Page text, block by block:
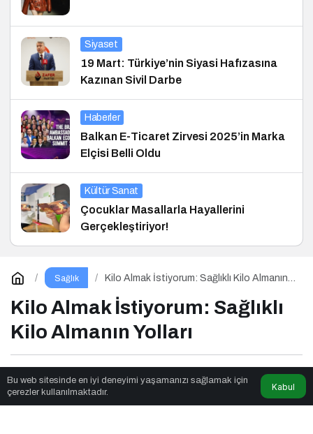
Siyaset
19 Mart: Türkiye’nin Siyasi Hafızasına
Kazınan Sivil Darbe
Haberler
Balkan E-Ticaret Zirvesi 2025’in Marka
Elçisi Belli Oldu
Kültür Sanat
Çocuklar Masallarla Hayallerini
Gerçekleştiriyor!
Sağlık
Kilo Almak İstiyorum: Sağlıklı Kilo Almanın
Kilo Almak İstiyorum: Sağlıklı
Kilo Almanın Yolları
Seslendirmecitarafından yayınlandı
8dk, 18sn
Bu web sitesinde en iyi deneyimi yaşamanızı sağlamak için
çerezler kullanılmaktadır.
Kabul